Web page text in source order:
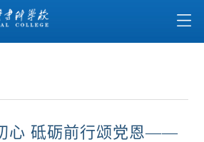
心 砥砺前行颂党恩——